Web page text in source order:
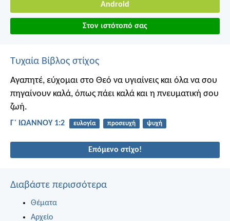
Android
Στον ιστότοπό σας
Τυχαία Βίβλος στίχος
Αγαπητέ, εύχομαι στο Θεό να υγιαίνεις και όλα να σου
πηγαίνουν καλά, όπως πάει καλά και η πνευματική σου
ζωή.
Γ΄ ΙΩΑΝΝΟΥ 1:2 ευλογία προσευχή ψυχή
Επόμενο στίχο!
Διαβάστε περισσότερα
Θέματα
Αρχείο